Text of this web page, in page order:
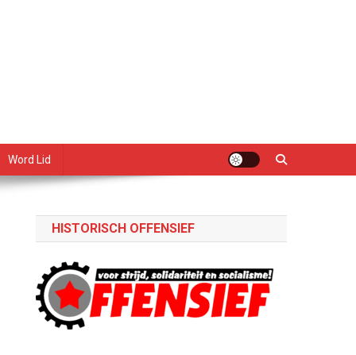
Word Lid
HISTORISCH OFFENSIEF